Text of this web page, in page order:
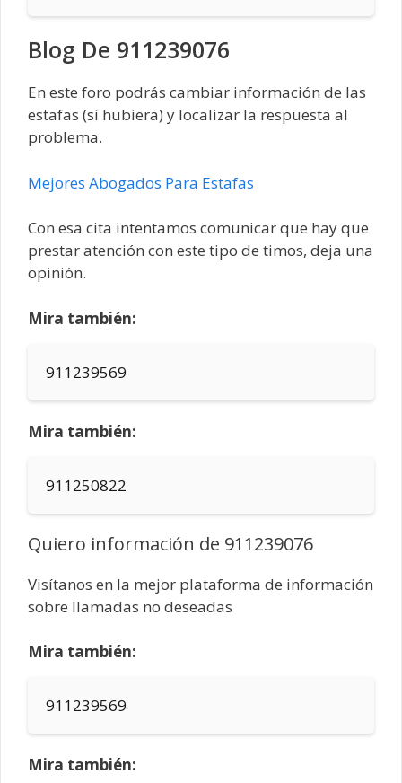
Blog De 911239076
En este foro podrás cambiar información de las
estafas (si hubiera) y localizar la respuesta al
problema.
Mejores Abogados Para Estafas
Con esa cita intentamos comunicar que hay que
prestar atención con este tipo de timos, deja una
opinión.
Mira también:
911239569
Mira también:
911250822
Quiero información de 911239076
Visítanos en la mejor plataforma de información
sobre llamadas no deseadas
Mira también:
911239569
Mira también: